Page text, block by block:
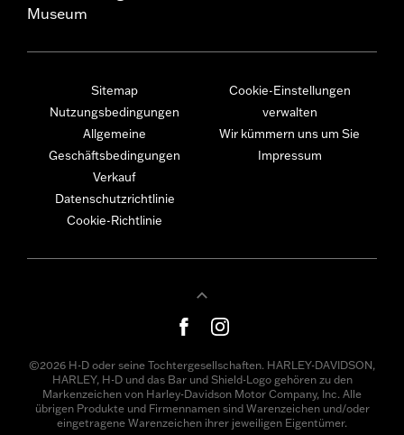
Museum
Sitemap
Nutzungsbedingungen
Allgemeine
Geschäftsbedingungen
Verkauf
Datenschutzrichtlinie
Cookie-Richtlinie
Cookie-Einstellungen
verwalten
Wir kümmern uns um Sie
Impressum
©2026 H-D oder seine Tochtergesellschaften. HARLEY-DAVIDSON,
HARLEY, H-D und das Bar und Shield-Logo gehören zu den
Markenzeichen von Harley-Davidson Motor Company, Inc. Alle
übrigen Produkte und Firmennamen sind Warenzeichen und/oder
eingetragene Warenzeichen ihrer jeweiligen Eigentümer.